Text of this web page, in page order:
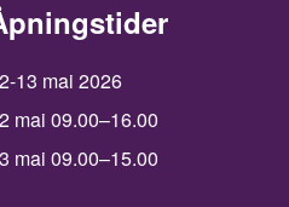
13 mai 2026
mai 09.00–16.00
mai 09.00–15.00